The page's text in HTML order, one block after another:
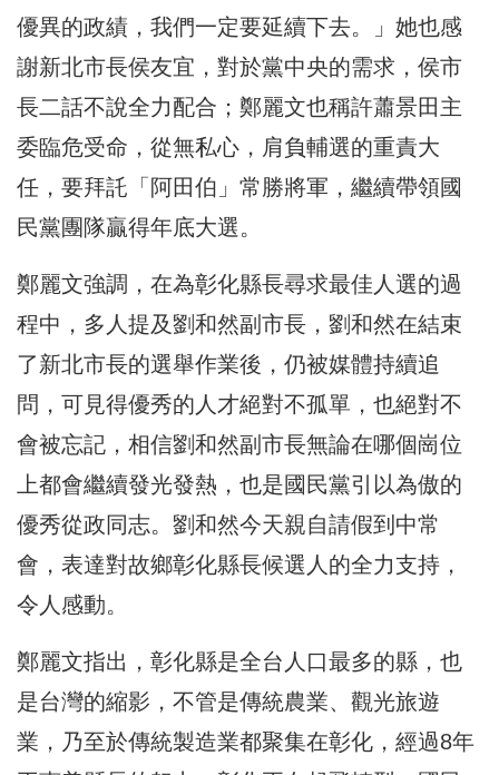
優異的政績，我們一定要延續下去。」她也感
謝新北市長侯友宜，對於黨中央的需求，侯市
長二話不說全力配合；鄭麗文也稱許蕭景田主
委臨危受命，從無私心，肩負輔選的重責大
任，要拜託「阿田伯」常勝將軍，繼續帶領國
民黨團隊贏得年底大選。
鄭麗文強調，在為彰化縣長尋求最佳人選的過
程中，多人提及劉和然副市長，劉和然在結束
了新北市長的選舉作業後，仍被媒體持續追
問，可見得優秀的人才絕對不孤單，也絕對不
會被忘記，相信劉和然副市長無論在哪個崗位
上都會繼續發光發熱，也是國民黨引以為傲的
優秀從政同志。劉和然今天親自請假到中常
會，表達對故鄉彰化縣長候選人的全力支持，
令人感動。
鄭麗文指出，彰化縣是全台人口最多的縣，也
是台灣的縮影，不管是傳統農業、觀光旅遊
業，乃至於傳統製造業都聚集在彰化，經過8年